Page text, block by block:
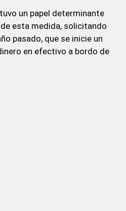
un papel determinante
esta medida, solicitando
pasado, que se inicie un
en efectivo a bordo de